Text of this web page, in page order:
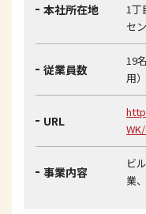
本社所在地
1丁
セ
従業員数
19
用）
URL
事業内容
ビ
業